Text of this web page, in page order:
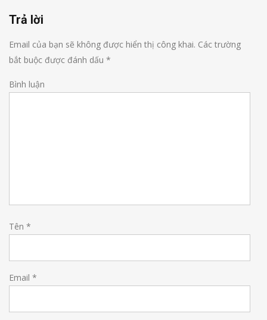
Trả lời
Email của bạn sẽ không được hiển thị công khai. Các trường
bắt buộc được đánh dấu *
Bình luận
Tên *
Email *